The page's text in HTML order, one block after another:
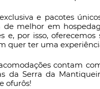
e pacotes
de melhor em
e, por isso,
quer ter uma
acomodações contam
da Serra da
ofurôs!